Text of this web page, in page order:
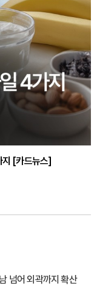
지 [카드뉴스]
사는? [카드뉴스]
넘어 외곽까지 확산